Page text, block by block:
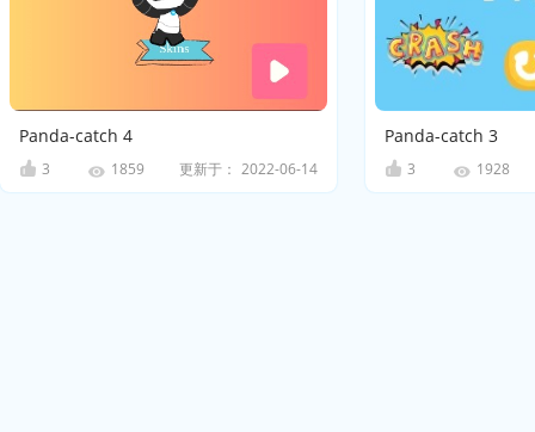
Panda-catch 4
3 1859 更新于： 2022-06-14
Panda-catch 3
3 1928